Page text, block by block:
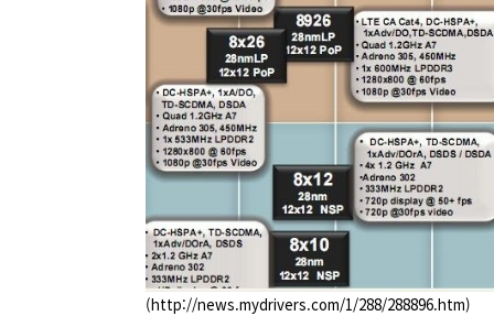
(http://news.mydrivers.com/1/288/288896.htm)